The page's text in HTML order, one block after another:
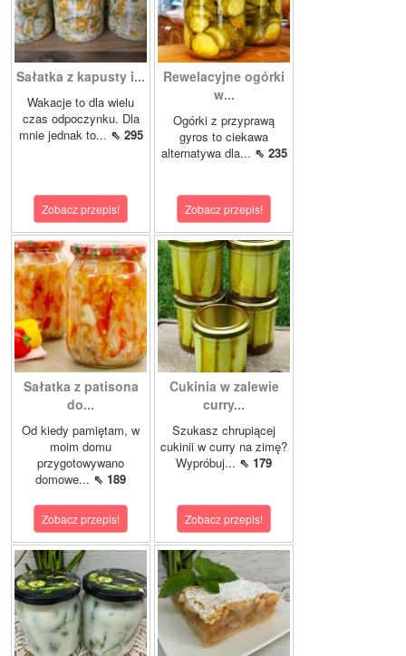
Sałatka z kapusty i...
Wakacje to dla wielu
czas odpoczynku. Dla
mnie jednak to... ⇖ 295
Zobacz przepis!
Rewelacyjne ogórki
w...
Ogórki z przyprawą
gyros to ciekawa
alternatywa dla... ⇖ 235
Zobacz przepis!
Sałatka z patisona
do...
Od kiedy pamiętam, w
moim domu
przygotowywano
domowe... ⇖ 189
Zobacz przepis!
Cukinia w zalewie
curry...
Szukasz chrupiącej
cukinii w curry na zimę?
Wypróbuj... ⇖ 179
Zobacz przepis!